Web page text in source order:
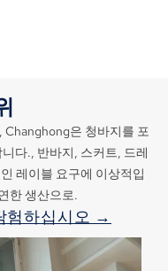
Changhong은 청바지를 포
다., 반바지, 스커트, 드레
레이블 요구에 이상적입
한 생산으로.
험하십시오 →